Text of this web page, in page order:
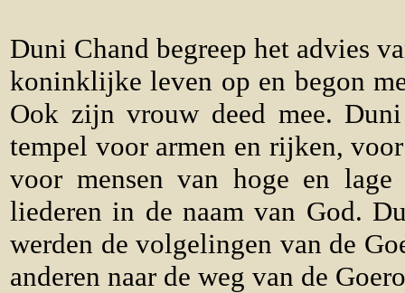
Duni Chand begreep het advies
koninklijke leven op en begon
Ook zijn vrouw deed mee. Duni
tempel voor armen en rijken,
voor mensen van hoge en
liederen in de naam van God.
werden de volgelingen van de
anderen naar de weg van de